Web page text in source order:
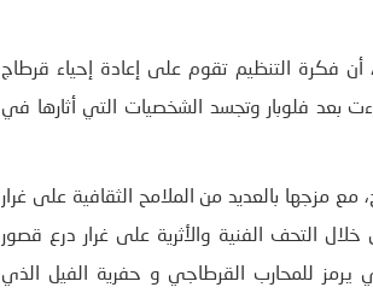
فكرة التنظيم تقوم على إعادة إحياء قرطاج
بعد فلوبار وتجسد الشخصيات التي أثارها في
مزجها بالعديد من الملامح الثقافية على غرار
التحف الفنية والأثرية على غرار درع قصور
للمحارب القرطاجي و حفرية الفيل الذي